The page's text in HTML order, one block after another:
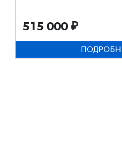
515 000 ₽